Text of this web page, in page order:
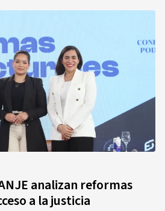
analizan reformas
a la justicia